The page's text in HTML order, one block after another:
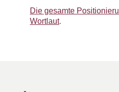
Die gesamte
Wortlaut.